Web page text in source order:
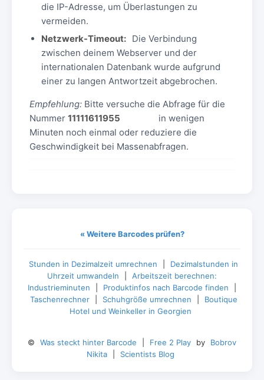
die IP-Adresse, um Überlastungen zu
vermeiden.
Netzwerk-Timeout: Die Verbindung
zwischen deinem Webserver und der
internationalen Datenbank wurde aufgrund
einer zu langen Antwortzeit abgebrochen.
Empfehlung: Bitte versuche die Abfrage für die
Nummer 11111611955
in wenigen
Minuten noch einmal oder reduziere die
Geschwindigkeit bei Massenabfragen.
« Weitere Barcodes prüfen?
Stunden in Dezimalzeit umrechnen
Dezimalstunden in
Uhrzeit umwandeln
Arbeitszeit berechnen:
Industrieminuten
Produktinfos nach Barcode finden
Taschenrechner
Schuhgröße umrechnen
Boutique
Hotel und Weinkeller in Georgien
© Was steckt hinter Barcode Free 2 Play by
Bobrov
Nikita
Scientists Blog